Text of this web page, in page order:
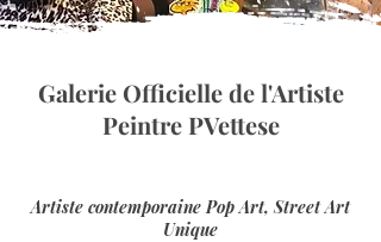
Galerie Officielle de l'Artiste
Peintre PVettese
Artiste contemporaine Pop Art, Street Art
Unique